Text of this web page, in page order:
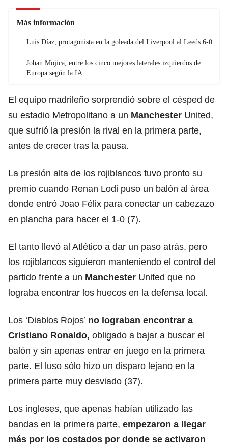
Más información
Luis Díaz, protagonista en la goleada del Liverpool al Leeds 6-0
Johan Mojica, entre los cinco mejores laterales izquierdos de
Europa según la IA
El equipo madrileño sorprendió sobre el césped de
su estadio Metropolitano a un Manchester United,
que sufrió la presión la rival en la primera parte,
antes de crecer tras la pausa.
La presión alta de los rojiblancos tuvo pronto su
premio cuando Renan Lodi puso un balón al área
donde entró Joao Félix para conectar un cabezazo
en plancha para hacer el 1-0 (7).
El tanto llevó al Atlético a dar un paso atrás, pero
los rojiblancos siguieron manteniendo el control del
partido frente a un Manchester United que no
lograba encontrar los huecos en la defensa local.
Los ‘Diablos Rojos’ no lograban encontrar a
Cristiano Ronaldo, obligado a bajar a buscar el
balón y sin apenas entrar en juego en la primera
parte. El luso sólo hizo un disparo lejano en la
primera parte muy desviado (37).
Los ingleses, que apenas habían utilizado las
bandas en la primera parte, empezaron a llegar
más por los costados por donde se activaron